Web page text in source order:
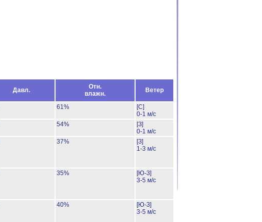
Давл.
Отн.
влажн.
Ветер
61%
[С]
0-1 м/с
54%
[З]
0-1 м/с
37%
[З]
1-3 м/с
35%
[Ю-З]
3-5 м/с
40%
[Ю-З]
3-5 м/с